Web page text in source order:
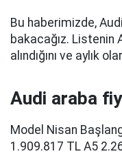
Bu haberimizde,
bakacağız.
alındığını ve aylık
Audi araba
Model Nisan
1.909.817 TL A5